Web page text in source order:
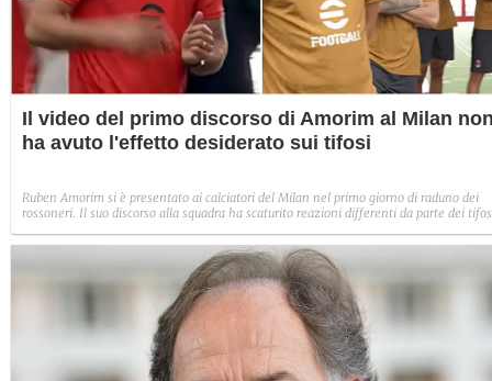
Il video del primo discorso di Amorim al Milan
ha avuto l'effetto desiderato sui tifosi
Ruben Amorim si è presentato ai calciatori del Milan nel primo giorno di raduno dei
rossoneri. Il suo discorso alla squadra ha scaturito reazioni differenti da parte dei